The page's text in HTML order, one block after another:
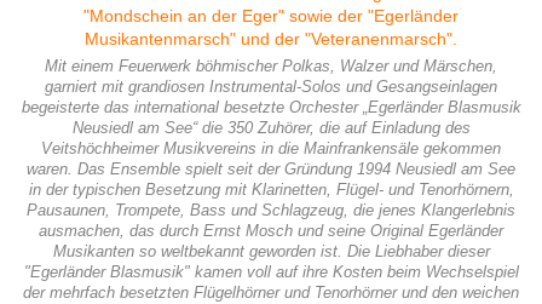
Mit einem Feuerwerk böhmischer Polkas, Walzer und Märschen,
garniert mit grandiosen Instrumental-Solos und Gesangseinlagen
begeisterte das international besetzte Orchester „Egerländer Blasmusik
Neusiedl am See“ die 350 Zuhörer, die auf Einladung des
Veitshöchheimer Musikvereins in die Mainfrankensäle gekommen
waren. Das Ensemble spielt seit der Gründung 1994 Neusiedl am See
in der typischen Besetzung mit Klarinetten, Flügel- und Tenorhörnern,
Pausaunen, Trompete, Bass und Schlagzeug, die jenes Klangerlebnis
ausmachen, das durch Ernst Mosch und seine Original Egerländer
Musikanten so weltbekannt geworden ist. Die Liebhaber dieser
"Egerländer Blasmusik" kamen voll auf ihre Kosten beim Wechselspiel
der mehrfach besetzten Flügelhörner und Tenorhörner und den weichen